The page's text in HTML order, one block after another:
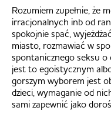
Rozumiem zupełnie, że
irracjonalnych inb od
spokojnie spać,
miasto, rozmawiać w
spontanicznego seksu o
jest to egoistycznym
gorszym wyborem jest
dzieci, wymaganie od
sami zapewnić jako